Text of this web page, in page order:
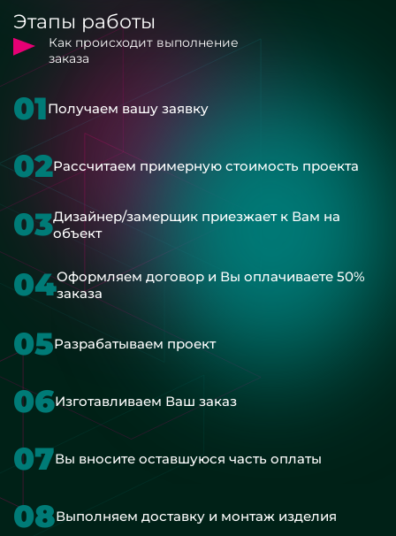
Этапы работы
Как происходит выполнение
заказа
01Получаем вашу заявку
02Рассчитаем примерную стоимость проекта
03Дизайнер/замерщик приезжает к Вам на
объект
04Оформляем договор и Вы оплачиваете 50%
заказа
05Разрабатываем проект
06Изготавливаем Ваш заказ
07Вы вносите оставшуюся часть оплаты
08Выполняем доставку и монтаж изделия